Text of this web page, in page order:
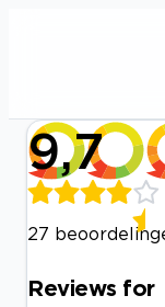
9,7
27
Reviews for